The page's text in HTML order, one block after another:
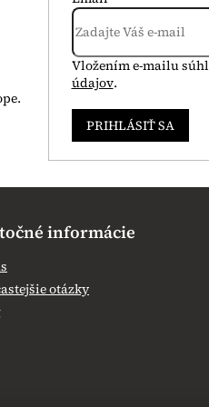
p
i
u
Vložením e-mailu
údajov.
PRIHLÁSIŤ SA
informácie
otázky